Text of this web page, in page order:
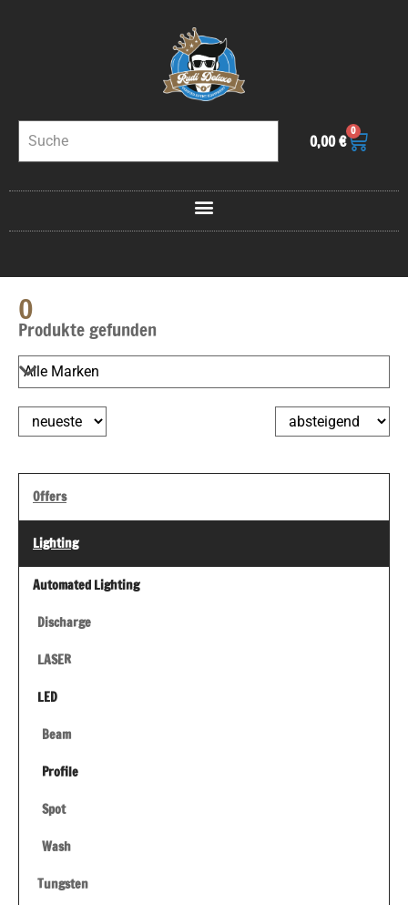
0,00€
0
Produkte gefunden
0
Offers
Lighting
Automated Lighting
Discharge
LASER
LED
Beam
Profile
Spot
Wash
Tungsten